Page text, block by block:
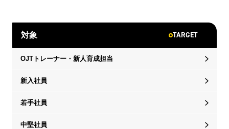
対象 TARGET
OJTトレーナー・新人育成担当
新入社員
若手社員
中堅社員